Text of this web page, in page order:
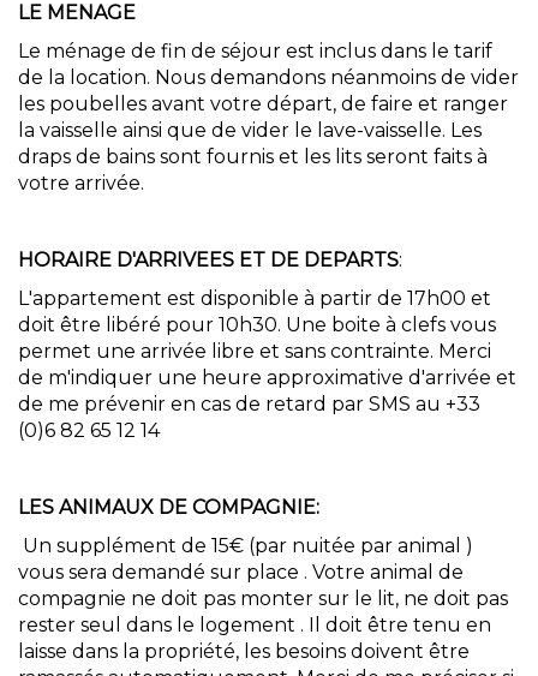
LE MENAGE
Le ménage de fin de séjour est inclus dans le tarif
de la location. Nous demandons néanmoins de vider
les poubelles avant votre départ, de faire et ranger
la vaisselle ainsi que de vider le lave-vaisselle. Les
draps de bains sont fournis et les lits seront faits à
votre arrivée.
HORAIRE D'ARRIVEES ET DE DEPARTS:
L'appartement est disponible à partir de 17h00 et
doit être libéré pour 10h30. Une boite à clefs vous
permet une arrivée libre et sans contrainte. Merci
de m'indiquer une heure approximative d'arrivée et
de me prévenir en cas de retard par SMS au +33
(0)6 82 65 12 14
LES ANIMAUX DE COMPAGNIE:
Un supplément de 15€ (par nuitée par animal )
vous sera demandé sur place . Votre animal de
compagnie ne doit pas monter sur le lit, ne doit pas
rester seul dans le logement . Il doit être tenu en
laisse dans la propriété, les besoins doivent être